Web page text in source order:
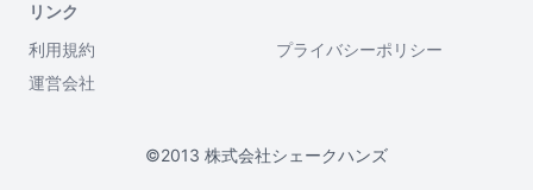
リンク
利用規約
プライバシーポリシー
運営会社
©2013 株式会社シェークハンズ